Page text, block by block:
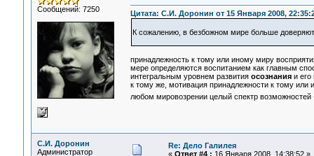
Сообщений: 7250
Цитата: С.И. Доронин от 15 Января 2008,
К сожалению, в безбожном мире больше
принадлежность к тому или иному миру
мере определяются воспитанием как главным
интегральным уровнем развития осознанияи его
к тому же, мотивация принадлежности к тому
любом мировозрении целый спектр
С.И. Доронин
Администратор
Re: Дело Галилея
« Ответ #4 : 16 Января 2008, 14:38:52 »